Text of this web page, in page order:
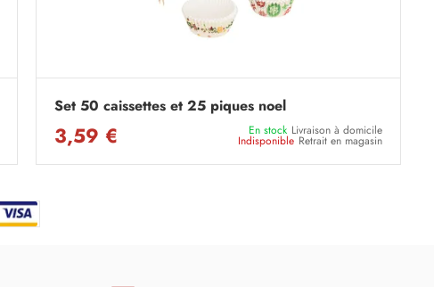
Set 50 caissettes et 25 piques noel
3,59 € En stock Livraison à domicile
Indisponible Retrait en magasin